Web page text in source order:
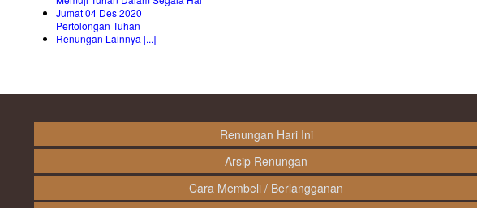
Jumat 04 Des 2020
Pertolongan Tuhan
Renungan Lainnya [...]
Renungan Hari Ini
Arsip Renungan
Cara Membeli / Berlangganan